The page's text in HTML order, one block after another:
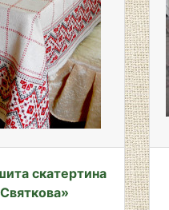
скатертина